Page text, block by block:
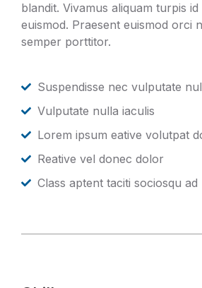
blandit. Vivamus aliquam turpis
euismod. Praesent euismod orci
semper porttitor.
Suspendisse nec vulputate
Vulputate nulla iaculis
Lorem ipsum eative volutpat
Reative vel donec dolor
Class aptent taciti sociosqu ad